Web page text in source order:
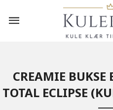
innholdet
CREAMIE BUKSE
TOTAL ECLIPSE